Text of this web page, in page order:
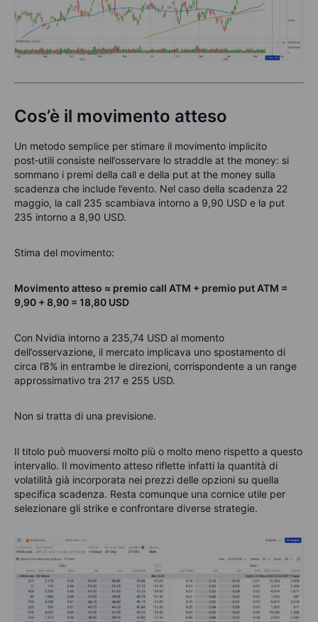
Cos’è il movimento atteso
Un metodo semplice per stimare il movimento implicito
post‑utili consiste nell’osservare lo straddle at the money: si
sommano i premi della call e della put at the money sulla
scadenza che include l’evento. Nel caso della scadenza 22
maggio, la call 235 scambiava intorno a 9,90 USD e la put
235 intorno a 8,90 USD.
Stima del movimento:
Movimento atteso ≈ premio call ATM + premio put ATM =
9,90 + 8,90 = 18,80 USD
Con Nvidia intorno a 235,74 USD al momento
dell’osservazione, il mercato implicava uno spostamento di
circa l’8% in entrambe le direzioni, corrispondente a un range
approssimativo tra 217 e 255 USD.
Non si tratta di una previsione.
Il titolo può muoversi molto più o molto meno rispetto a questo
intervallo. Il movimento atteso riflette infatti la quantità di
volatilità già incorporata nei prezzi delle opzioni su quella
specifica scadenza. Resta comunque una cornice utile per
selezionare gli strike e confrontare diverse strategie.